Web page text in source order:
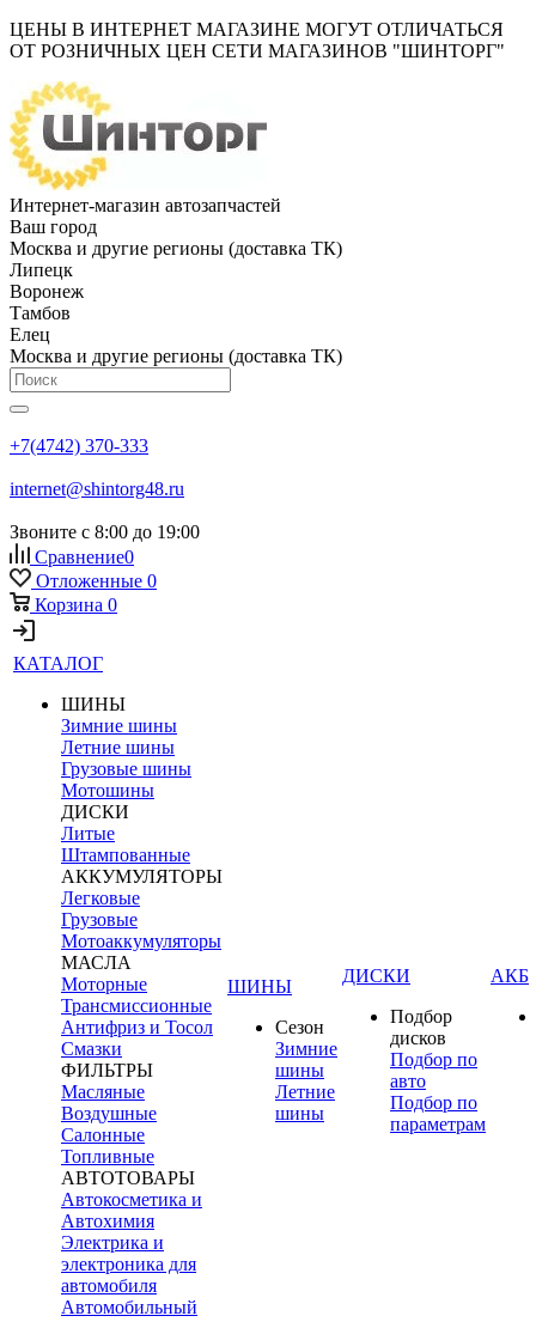
ЦЕНЫ В ИНТЕРНЕТ МАГАЗИНЕ МОГУТ ОТЛИЧАТЬСЯ
ОТ РОЗНИЧНЫХ ЦЕН СЕТИ МАГАЗИНОВ "ШИНТОРГ"
Интернет-магазин автозапчастей
Ваш город
Москва и другие регионы (доставка ТК)
Липецк
Воронеж
Тамбов
Елец
Москва и другие регионы (доставка ТК)
+7(4742) 370-333
internet@shintorg48.ru
Звоните с 8:00 до 19:00
Сравнение0
Отложенные 0
Корзина 0
КАТАЛОГ
ШИНЫ
Зимние шины
Летние шины
Грузовые шины
Мотошины
ДИСКИ
Литые
Штампованные
АККУМУЛЯТОРЫ
Легковые
Грузовые
Мотоаккумуляторы
МАСЛА
Моторные
Трансмиссионные
Антифриз и Тосол
Смазки
ФИЛЬТРЫ
Масляные
Воздушные
Салонные
Топливные
АВТОТОВАРЫ
Автокосметика и
Автохимия
Электрика и
электроника для
автомобиля
Автомобильный
ШИНЫ
Сезон
Зимние
шины
Летние
шины
ДИСКИ
Подбор
дисков
Подбор по
авто
Подбор по
параметрам
АКБ